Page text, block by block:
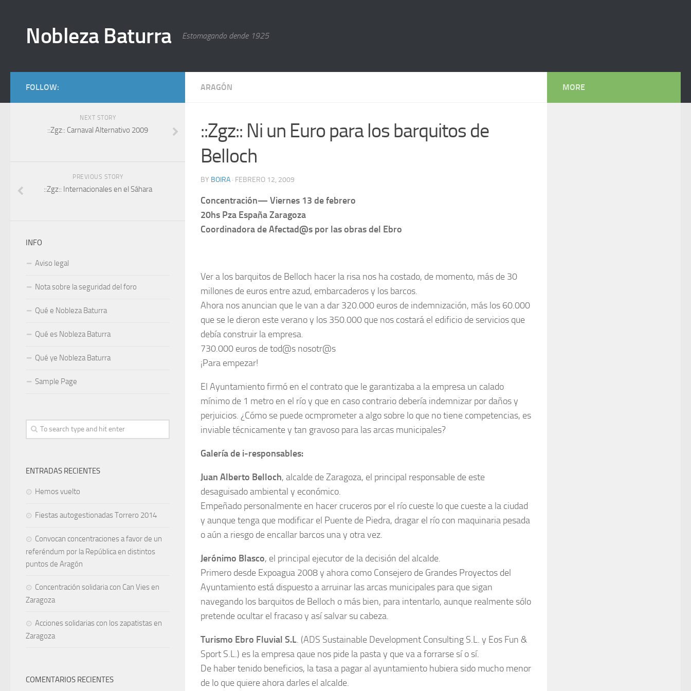
Nobleza Baturra Estomagando dende 1925
ARAGÓN
::Zgz:: Ni un Euro para los barquitos de
Belloch
BY BOIRA · FEBRERO 12, 2009
Concentración— Viernes 13 de febrero
20hs Pza España Zaragoza
Coordinadora de Afectad@s por las obras del Ebro
Ver a los barquitos de Belloch hacer la risa nos ha costado, de momento, más de 30
millones de euros entre azud, embarcaderos y los barcos.
Ahora nos anuncian que le van a dar 320.000 euros de indemnización, más los 60.000
que se le dieron este verano y los 350.000 que nos costará el edificio de servicios que
debía construir la empresa.
730.000 euros de tod@s nosotr@s
¡Para empezar!
El Ayuntamiento firmó en el contrato que le garantizaba a la empresa un calado
mínimo de 1 metro en el río y que en caso contrario debería indemnizar por daños y
perjuicios. ¿Cómo se puede ocmprometer a algo sobre lo que no tiene competencias, es
inviable técnicamente y tan gravoso para las arcas municipales?
Galería de i-responsables:
Juan Alberto Belloch, alcalde de Zaragoza, el principal responsable de este
desaguisado ambiental y económico.
Empeñado personalmente en hacer cruceros por el río cueste lo que cueste a la ciudad
y aunque tenga que modificar el Puente de Piedra, dragar el río con maquinaria pesada
o aún a riesgo de encallar barcos una y otra vez.
Jerónimo Blasco, el principal ejecutor de la decisión del alcalde.
Primero desde Expoagua 2008 y ahora como Consejero de Grandes Proyectos del
Ayuntamiento está dispuesto a arruinar las arcas municipales para que sigan
navegando los barquitos de Belloch o más bien, para intentarlo, aunque realmente sólo
pretende ocultar el fracaso y así salvar su cabeza.
Turismo Ebro Fluvial S.L. (ADS Sustainable Development Consulting S.L. y Eos Fun &
Sport S.L.) es la empresa qaue nos pide la pasta y que va a forrarse sí o sí.
De haber tenido beneficios, la tasa a pagar al ayuntamiento hubiera sido mucho menor
de lo que quiere ahora darles el alcalde.
FOLLOW:
NEXT STORY
::Zgz:: Carnaval Alternativo 2009
PREVIOUS STORY
::Zgz:: Internacionales en el Sáhara
INFO
Aviso legal
Nota sobre la seguridad del foro
Qué e Nobleza Baturra
Qué es Nobleza Baturra
Qué ye Nobleza Baturra
Sample Page
ENTRADAS RECIENTES
Hemos vuelto
Fiestas autogestionadas Torrero 2014
Convocan concentraciones a favor de un
referéndum por la República en distintos
puntos de Aragón
Concentración solidaria con Can Vies en
Zaragoza
Acciones solidarias con los zapatistas en
Zaragoza
COMENTARIOS RECIENTES
MORE